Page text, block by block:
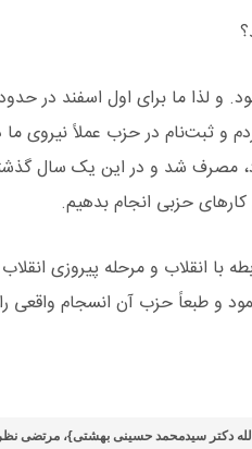
و لذا ما برای اول اسفند در
و ثبت‌نام در حزب عملاً نیروی ما
مصرف شد و در این یک سال
حزبی انجام بدهیم.
با انقلاب و مرحله پیروزی
و طبعاً حزب آن انسجام واقعی